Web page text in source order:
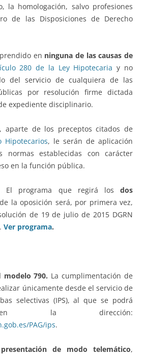
la homologación, salvo profesiones
de las Disposiciones de Derecho
en ninguna de las causas de
280 de la Ley Hipotecaria y no
del servicio de cualquiera de las
por resolución firme dictada
expediente disciplinario.
aparte de los preceptos citados de
Hipotecarios, le serán de aplicación
normas establecidas con carácter
en la función pública.
El programa que regirá losdos
la oposición será, por primera vez,
de 19 de julio de 2015 DGRN
Ver programa.
modelo 790. La cumplimentación de
únicamente desde el servicio de
selectivas (IPS), al que se podrá
la dirección:
PAG/ips.
presentación de modo telemático,